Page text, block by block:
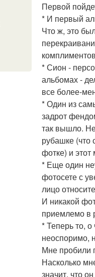
Первой
* И первый
Что ж, это
* Сион -
альбомах -
все более-
* Один из
задрот
так вышло.
рубашке (что
фотке) и
* Еще один
фотосете с
лицо
И никакой
приемлемо в
* Теперь то,
неоспоримо,
Мне пробили
Насколько
значит, что